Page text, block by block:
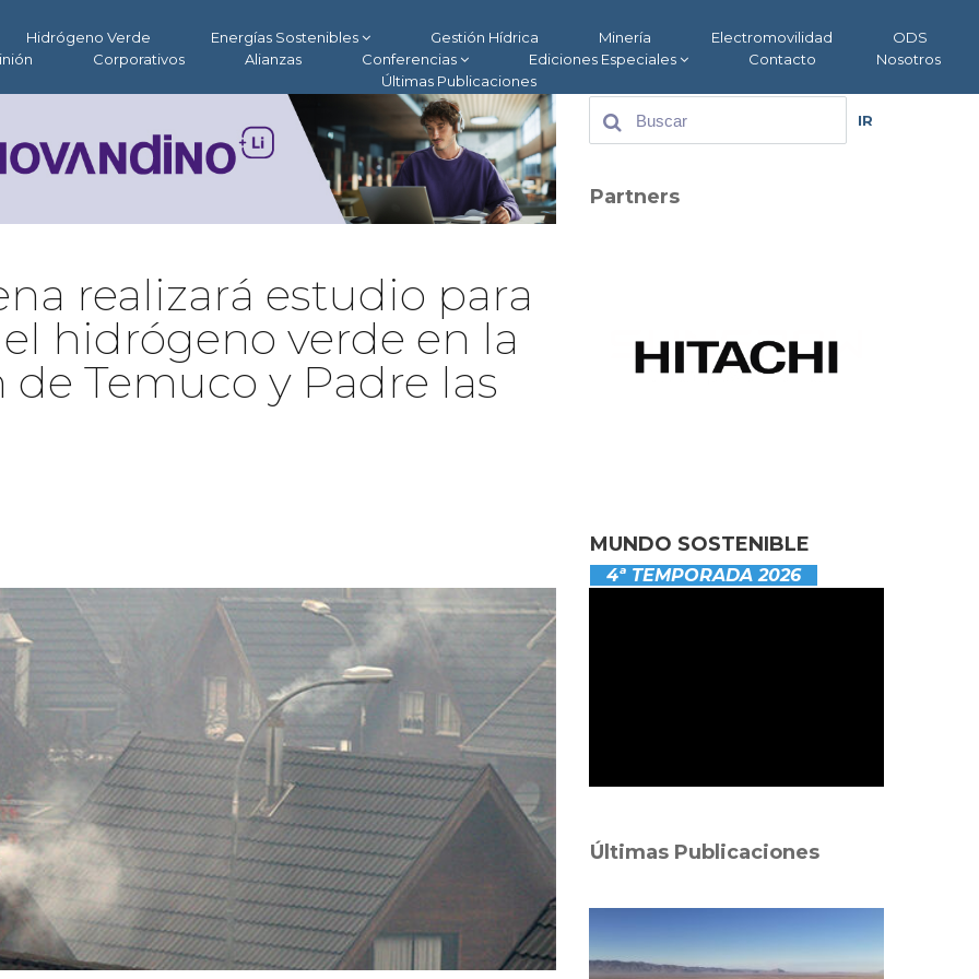
Hidrógeno Verde Energías Sostenibles Gestión Hídrica Minería Electromovilidad
ODS
Corporativos Alianzas Conferencias Ediciones Especiales Contacto
Nosotros
Últimas Publicaciones
realizará estudio para
hidrógeno verde en la
Temuco y Padre las
IR
Partners
MUNDO SOSTENIBLE
4ª TEMPORADA 2026
Últimas Publicaciones